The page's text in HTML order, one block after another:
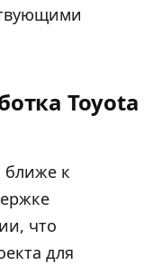
Toyota
ближе к
что
для